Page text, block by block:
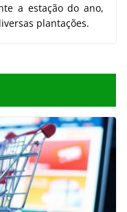
a estação do ano,
plantações.